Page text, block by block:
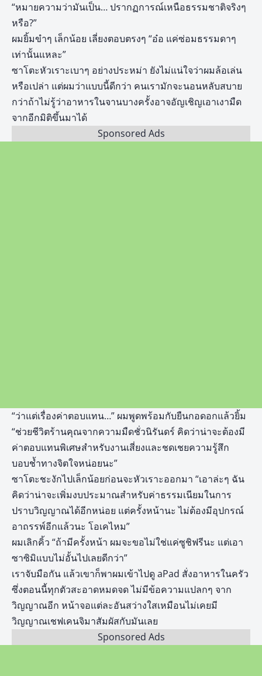
“หมายความว่ามันเป็น… ปรากฏการณ์เหนือธรรมชาติจริงๆ
หรือ?”
ผมยิ้มขำๆ เล็กน้อย เลี่ยงตอบตรงๆ “อ๋อ แค่ซ่อมธรรมดาๆ
เท่านั้นแหละ”
ซาโตะหัวเราะเบาๆ อย่างประหม่า ยังไม่แน่ใจว่าผมล้อเล่น
หรือเปล่า แต่ผมว่าแบบนี้ดีกว่า คนเรามักจะนอนหลับสบาย
กว่าถ้าไม่รู้ว่าอาหารในจานบางครั้งอาจอัญเชิญเอาเงามืด
จากอีกมิติขึ้นมาได้
Sponsored Ads
“ว่าแต่เรื่องค่าตอบแทน…” ผมพูดพร้อมกับยืนกอดอกแล้วยิ้ม
“ช่วยชีวิตร้านคุณจากความมืดชั่วนิรันดร์ คิดว่าน่าจะต้องมี
ค่าตอบแทนพิเศษสำหรับงานเสี่ยงและชดเชยความรู้สึก
บอบช้ำทางจิตใจหน่อยนะ”
ซาโตะชะงักไปเล็กน้อยก่อนจะหัวเราะออกมา “เอาล่ะๆ ฉัน
คิดว่าน่าจะเพิ่มงบประมาณสำหรับค่าธรรมเนียมในการ
ปราบวิญญาณได้อีกหน่อย แต่ครั้งหน้านะ ไม่ต้องมีอุปกรณ์
อาถรรพ์อีกแล้วนะ โอเคไหม”
ผมเลิกคิ้ว “ถ้ามีครั้งหน้า ผมจะขอไม่ใช่แค่ซูชิฟรีนะ แต่เอา
ซาซิมิแบบไม่อั้นไปเลยดีกว่า”
เราจับมือกัน แล้วเขาก็พาผมเข้าไปดู aPad สั่งอาหารในครัว
ซึ่งตอนนี้ทุกตัวสะอาดหมดจด ไม่มีข้อความแปลกๆ จาก
วิญญาณอีก หน้าจอแต่ละอันสว่างใสเหมือนไม่เคยมี
วิญญาณเชฟเคนจิมาสัมผัสกับมันเลย
Sponsored Ads